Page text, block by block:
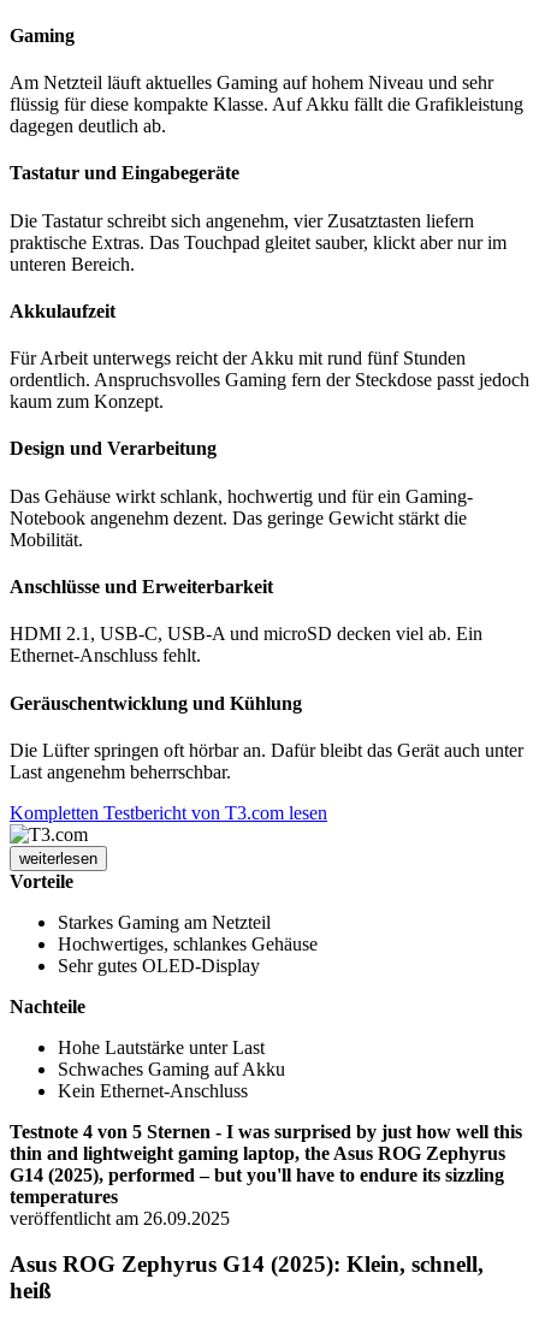
Gaming
Am Netzteil läuft aktuelles Gaming auf hohem Niveau und sehr
flüssig für diese kompakte Klasse. Auf Akku fällt die Grafikleistung
dagegen deutlich ab.
Tastatur und Eingabegeräte
Die Tastatur schreibt sich angenehm, vier Zusatztasten liefern
praktische Extras. Das Touchpad gleitet sauber, klickt aber nur im
unteren Bereich.
Akkulaufzeit
Für Arbeit unterwegs reicht der Akku mit rund fünf Stunden
ordentlich. Anspruchsvolles Gaming fern der Steckdose passt jedoch
kaum zum Konzept.
Design und Verarbeitung
Das Gehäuse wirkt schlank, hochwertig und für ein Gaming-
Notebook angenehm dezent. Das geringe Gewicht stärkt die
Mobilität.
Anschlüsse und Erweiterbarkeit
HDMI 2.1, USB-C, USB-A und microSD decken viel ab. Ein
Ethernet-Anschluss fehlt.
Geräuschentwicklung und Kühlung
Die Lüfter springen oft hörbar an. Dafür bleibt das Gerät auch unter
Last angenehm beherrschbar.
Kompletten Testbericht von T3.com lesen
weiterlesen
Vorteile
Starkes Gaming am Netzteil
Hochwertiges, schlankes Gehäuse
Sehr gutes OLED-Display
Nachteile
Hohe Lautstärke unter Last
Schwaches Gaming auf Akku
Kein Ethernet-Anschluss
Testnote 4 von 5 Sternen - I was surprised by just how well this
thin and lightweight gaming laptop, the Asus ROG Zephyrus
G14 (2025), performed – but you'll have to endure its sizzling
temperatures
veröffentlicht am 26.09.2025
Asus ROG Zephyrus G14 (2025): Klein, schnell,
heiß